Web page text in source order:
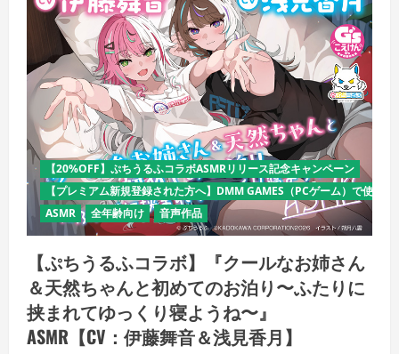
【20%OFF】ぷちうるふコラボASMRリリース記念キャンペーン
【プレミアム新規登録された方へ】DMM GAMES（PCゲーム）で使え
ASMR
全年齢向け 音声作品
【ぷちうるふコラボ】『クールなお姉さん
＆天然ちゃんと初めてのお泊り〜ふたりに
挟まれてゆっくり寝ようね〜』
ASMR【CV：伊藤舞音＆浅見香月】